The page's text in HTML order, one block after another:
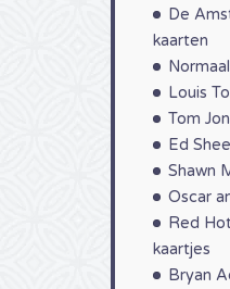
De
kaarten
Louis
Tom
Ed
Shawn
Oscar
Red
kaartjes
Bryan